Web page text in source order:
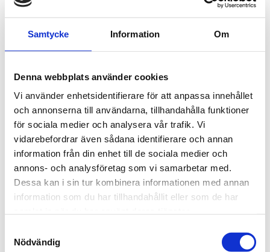
Samtycke Information Om
Denna webbplats använder cookies
Vi använder enhetsidentifierare för att anpassa innehållet
och annonserna till användarna, tillhandahålla funktioner
för sociala medier och analysera vår trafik. Vi
vidarebefordrar även sådana identifierare och annan
information från din enhet till de sociala medier och
annons- och analysföretag som vi samarbetar med.
Dessa kan i sin tur kombinera informationen med annan
information som du har tillhandahållit eller som de har
Nödvändig
-Senast uppdaterad:
Hörnefors
mer
Hållplats Kungavägen
-Senast uppdaterad:20 maj. kl. 12:00
mer
30 apr.. kl. 12:00
Linje 116 Botsmark – Sävar
-Senast uppdaterad:20 apr.. kl. 12:00
Visa
mer
Linje 135 Bösta – Kasamark – Röbäck
Visa
-Senast uppdaterad:
Visa